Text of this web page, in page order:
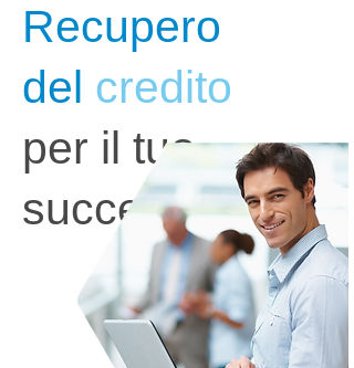
Recupero
del credito
per il tuo
successo.